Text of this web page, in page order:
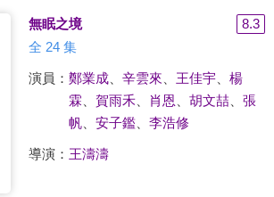
無眠之境
8.3
全 24 集
演員： 鄭業成、 辛雲來 王佳宇、 楊
霖
賀雨禾、 肖恩 胡文喆
張
帆、 安子鑑、 李浩修
導演： 王濤濤